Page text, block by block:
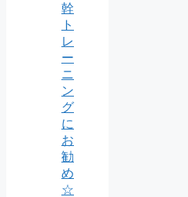
幹
ト
レ
ー
ニ
ン
グ
に
お
勧
め
☆